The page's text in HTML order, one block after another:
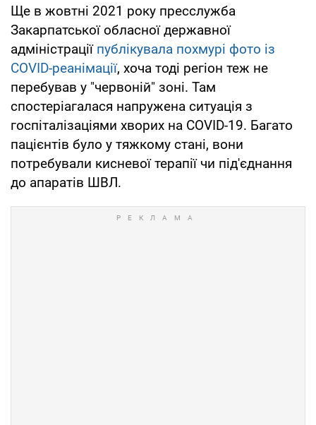
Ще в жовтні 2021 року пресслужба
Закарпатської обласної державної
адміністраціїпублікувала похмурі фото із
COVID-реанімації, хоча тоді регіон теж не
перебував у "червоній" зоні. Там
спостеріагалася напружена ситуація з
госпіталізаціями хворих на COVID-19. Багато
пацієнтів було у тяжкому стані, вони
потребували кисневої терапії чи під'єднання
до апаратів ШВЛ.